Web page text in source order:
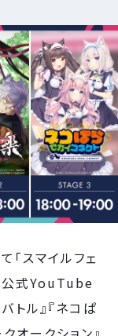
「スマイルフェ
公式YouTube
トル』『ネコぱ